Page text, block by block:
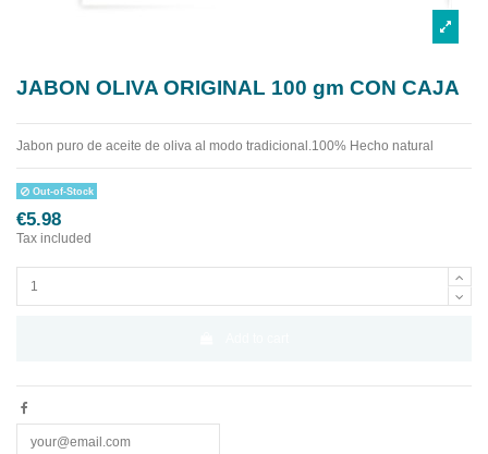
JABON OLIVA ORIGINAL 100 gm CON CAJA
Jabon puro de aceite de oliva al modo tradicional.100% Hecho natural
Out-of-Stock
€5.98
Tax included